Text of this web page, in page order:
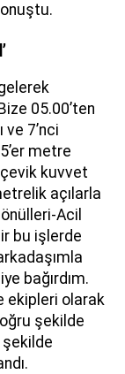
05.00’ten
ve 7’nci
metre
kuvvet
açılarla
Acil
bu işlerde
bağırdım.
ekipleri olarak
şekilde
şekilde